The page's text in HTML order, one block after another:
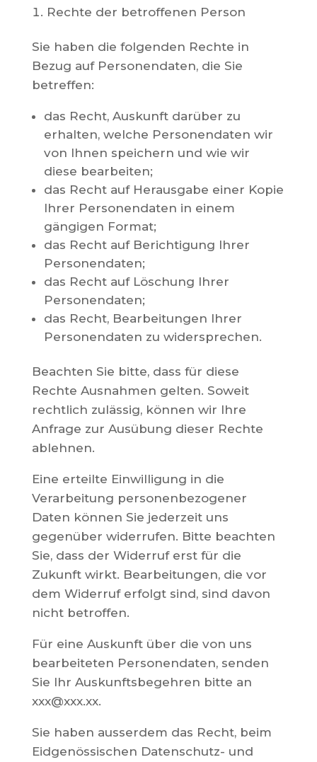
Rechte der betroffenen Person
Sie haben die folgenden Rechte in
Bezug auf Personendaten, die Sie
betreffen:
das Recht, Auskunft darüber zu
erhalten, welche Personendaten wir
von Ihnen speichern und wie wir
diese bearbeiten;
das Recht auf Herausgabe einer Kopie
Ihrer Personendaten in einem
gängigen Format;
das Recht auf Berichtigung Ihrer
Personendaten;
das Recht auf Löschung Ihrer
Personendaten;
das Recht, Bearbeitungen Ihrer
Personendaten zu widersprechen.
Beachten Sie bitte, dass für diese
Rechte Ausnahmen gelten. Soweit
rechtlich zulässig, können wir Ihre
Anfrage zur Ausübung dieser Rechte
ablehnen.
Eine erteilte Einwilligung in die
Verarbeitung personenbezogener
Daten können Sie jederzeit uns
gegenüber widerrufen. Bitte beachten
Sie, dass der Widerruf erst für die
Zukunft wirkt. Bearbeitungen, die vor
dem Widerruf erfolgt sind, sind davon
nicht betroffen.
Für eine Auskunft über die von uns
bearbeiteten Personendaten, senden
Sie Ihr Auskunftsbegehren bitte an
xxx@xxx.xx.
Sie haben ausserdem das Recht, beim
Eidgenössischen Datenschutz- und